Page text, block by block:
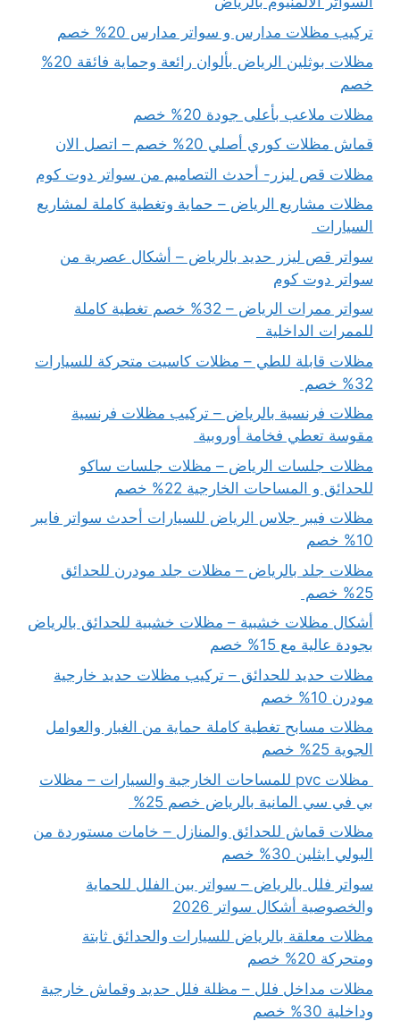
تركيب مظلات مدارس و سواتر مدارس 20% خصم
مظلات بوثلين الرياض بألوان رائعة وحماية فائقة 20%
خصم
مظلات ملاعب بأعلى جودة 20% خصم
قماش مظلات كوري أصلي 20% خصم – اتصل الان
مظلات قص ليزر- أحدث التصاميم من سواتر دوت كوم
مظلات مشاريع الرياض – حماية وتغطية كاملة لمشاريع
السيارات
سواتر قص ليزر حديد بالرياض – أشكال عصرية من
سواتر دوت كوم
سواتر ممرات الرياض – 32% خصم تغطية كاملة
للممرات الداخلية
مظلات قابلة للطي – مظلات كاسيت متحركة للسيارات
32% خصم
مظلات فرنسية بالرياض – تركيب مظلات فرنسية
مقوسة تعطي فخامة أوروبية
مظلات جلسات الرياض – مظلات جلسات ساكو
للحدائق و المساحات الخارجية 22% خصم
مظلات فيبر جلاس الرياض للسيارات أحدث سواتر فايبر
10% خصم
مظلات جلد بالرياض – مظلات جلد مودرن للحدائق
25% خصم
أشكال مظلات خشبية – مظلات خشبية للحدائق بالرياض
بجودة عالية مع 15% خصم
مظلات حديد للحدائق – تركيب مظلات حديد خارجية
مودرن 10% خصم
مظلات مسابح تغطية كاملة حماية من الغبار والعوامل
الجوية 25% خصم
مظلات pvc للمساحات الخارجية والسيارات – مظلات
بي في سي المانية بالرياض خصم 25%
مظلات قماش للحدائق والمنازل – خامات مستوردة من
البولي ايثلين 30% خصم
سواتر فلل بالرياض – سواتر بين الفلل للحماية
والخصوصية أشكال سواتر 2026
مظلات معلقة بالرياض للسيارات والحدائق ثابتة
ومتحركة 20% خصم
مظلات مداخل فلل – مظلة فلل حديد وقماش خارجية
وداخلية 30% خصم